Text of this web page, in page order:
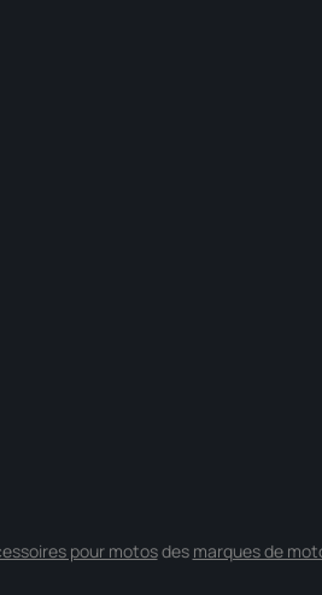
pour motosdes marques de